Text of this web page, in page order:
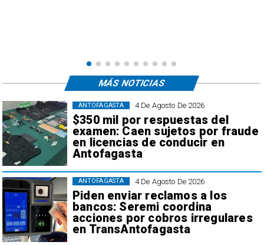
4 De Agosto De 2026
$350 mil por respuestas del
examen: Caen sujetos por fraude
en licencias de conducir en
Antofagasta
ANTOFAGASTA
4 De Agosto De 2026
Piden enviar reclamos a los
bancos: Seremi coordina
acciones por cobros irregulares
en TransAntofagasta
ANTOFAGASTA
MÁS NOTICIAS